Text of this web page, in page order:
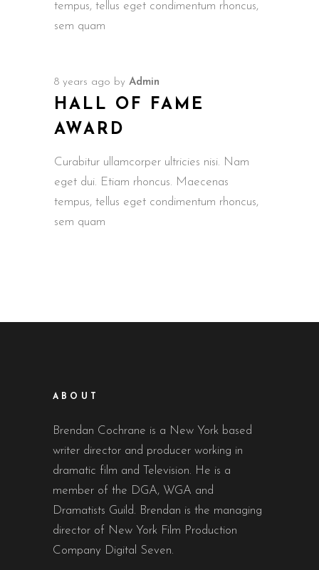
tempus, tellus eget condimentum rhoncus,
sem quam
8 years ago by Admin
HALL OF FAME
AWARD
Curabitur ullamcorper ultricies nisi. Nam
eget dui. Etiam rhoncus. Maecenas
tempus, tellus eget condimentum rhoncus,
sem quam
ABOUT
Brendan Cochrane is a New York based
writer director and producer working in
dramatic film and Television. He is a
member of the DGA, WGA and
Dramatists Guild. Brendan is the managing
director of New York Film Production
Company Digital Seven.